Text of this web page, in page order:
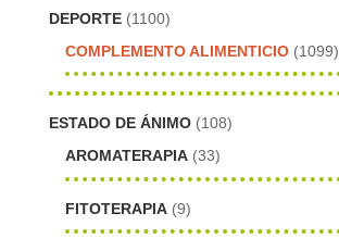
DEPORTE (1100)
COMPLEMENTO ALIMENTICIO (1099)
ESTADO DE ÁNIMO (108)
AROMATERAPIA (33)
FITOTERAPIA (9)